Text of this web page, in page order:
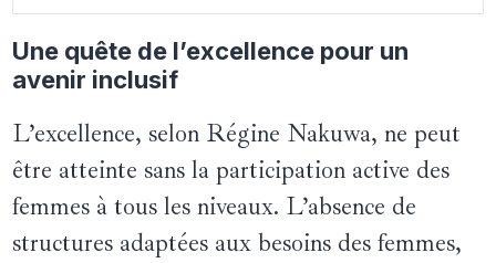
Une quête de l’excellence pour un
avenir inclusif
L’excellence, selon Régine Nakuwa, ne peut
être atteinte sans la participation active des
femmes à tous les niveaux. L’absence de
structures adaptées aux besoins des femmes,